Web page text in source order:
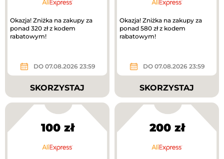
Okazja! Zniżka na zakupy za
ponad 320 zł z kodem
rabatowym!
DO 07.08.2026 23:59
SKORZYSTAJ
Okazja! Zniżka na zakupy za
ponad 580 zł z kodem
rabatowym!
DO 07.08.2026 23:59
SKORZYSTAJ
100 zł 200 zł